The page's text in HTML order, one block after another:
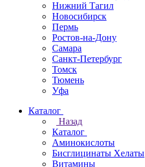
Нижний Тагил
Новосибирск
Пермь
Ростов-на-Дону
Самара
Санкт-Петербург
Томск
Тюмень
Уфа
Каталог
Назад
Каталог
Аминокислоты
Бисглицинаты Хелаты
Витамины